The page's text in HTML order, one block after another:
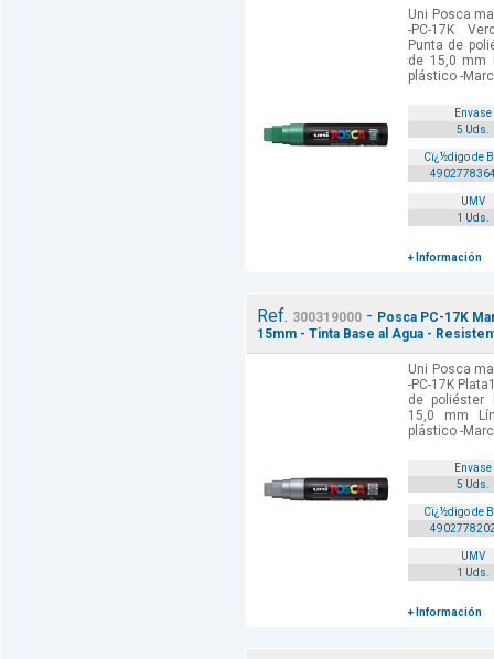
Uni Posca
-PC-17K
Punta de
de 15,0 mm
plástico -
Envase
5 Uds.
Cï¿½digo de
UMV
1 Uds.
+ Información
Ref. 300319000 - Posca PC-17K
15mm - Tinta Base al Agua -
Uni Posca
-PC-17K
de poliéster
15,0 mm
plástico -
Envase
5 Uds.
Cï¿½digo de
UMV
1 Uds.
+ Información